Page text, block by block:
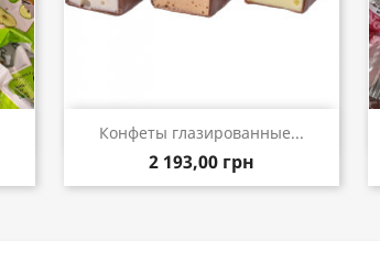
Конфеты глазированные...
2 193,00 грн
Быстрый просмотр